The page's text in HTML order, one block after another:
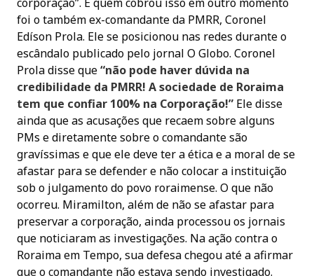
foi o também ex-comandante da PMRR, Coronel
Edíson Prola. Ele se posicionou nas redes durante o
escândalo publicado pelo jornal O Globo. Coronel
Prola disse que“não pode haver dúvida na
credibilidade da PMRR! A sociedade de Roraima
tem que confiar 100% na Corporação!” Ele disse
ainda que as acusações que recaem sobre alguns
PMs e diretamente sobre o comandante são
gravíssimas e que ele deve ter a ética e a moral de se
afastar para se defender e não colocar a instituição
sob o julgamento do povo roraimense. O que não
ocorreu. Miramilton, além de não se afastar para
preservar a corporação, ainda processou os jornais
que noticiaram as investigações. Na ação contra o
Roraima em Tempo, sua defesa chegou até a afirmar
que o comandante não estava sendo investigado.